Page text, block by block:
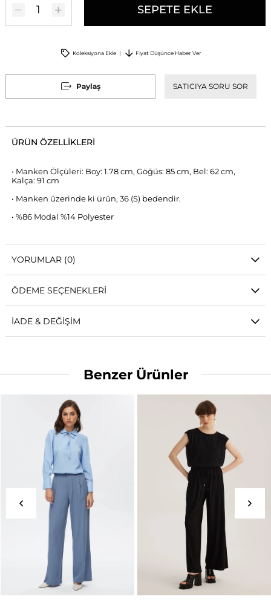
Paylaş SATICIYA SORU SOR
Koleksiyona Ekle Fiyat Düşünce Haber Ver
ÜRÜN ÖZELLIKLERI
• Manken Ölçüleri: Boy: 1.78 cm, Göğüs: 85 cm, Bel: 62 cm,
Kalça: 91 cm
• Manken üzerinde ki ürün, 36 (S) bedendir.
• %86 Modal %14 Polyester
YORUMLAR (0)
ÖDEME SEÇENEKLERI
İADE & DEĞIŞIM
Benzer Ürünler